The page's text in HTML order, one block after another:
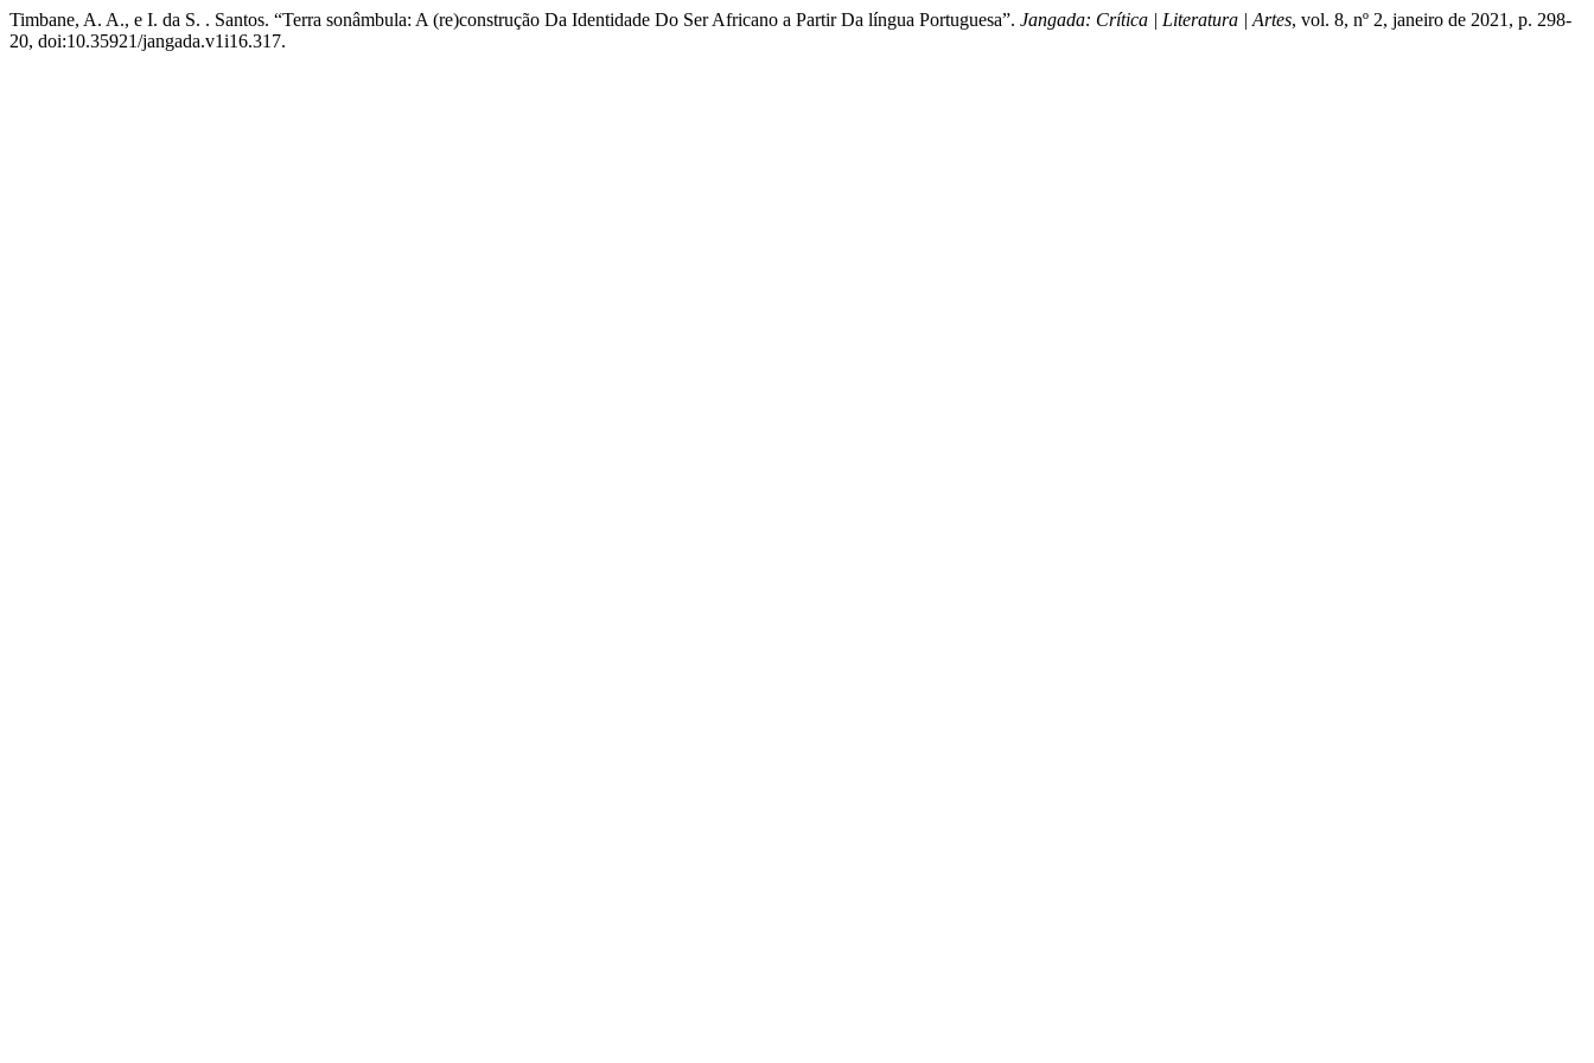
Timbane, A. A., e I. da S. . Santos. “Terra sonâmbula: A (re)construção Da Identidade Do Ser Africano a Partir Da língua Portuguesa”. Jangada: Crítica | Literatura | Artes, vol. 8, nº 2, janeiro de 2021, p. 298-
20, doi:10.35921/jangada.v1i16.317.